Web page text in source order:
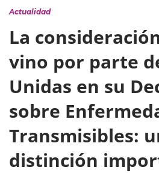
Actualidad
La
vino por parte
Unidas en su
sobre
Transmisibles:
distinción